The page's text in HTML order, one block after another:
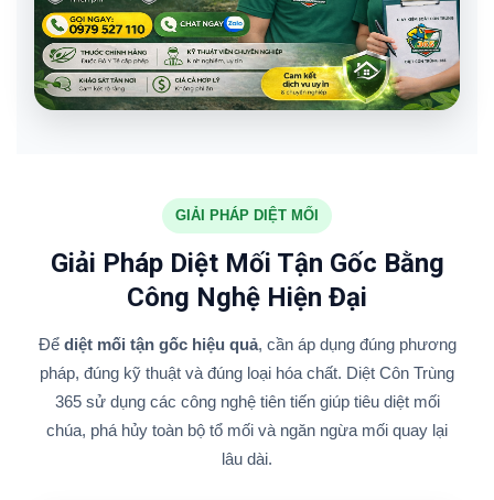
GIẢI PHÁP DIỆT MỐI
Giải Pháp Diệt Mối Tận Gốc Bằng
Công Nghệ Hiện Đại
Để diệt mối tận gốc hiệu quả, cần áp dụng đúng phương
pháp, đúng kỹ thuật và đúng loại hóa chất. Diệt Côn Trùng
365 sử dụng các công nghệ tiên tiến giúp tiêu diệt mối
chúa, phá hủy toàn bộ tổ mối và ngăn ngừa mối quay lại
lâu dài.